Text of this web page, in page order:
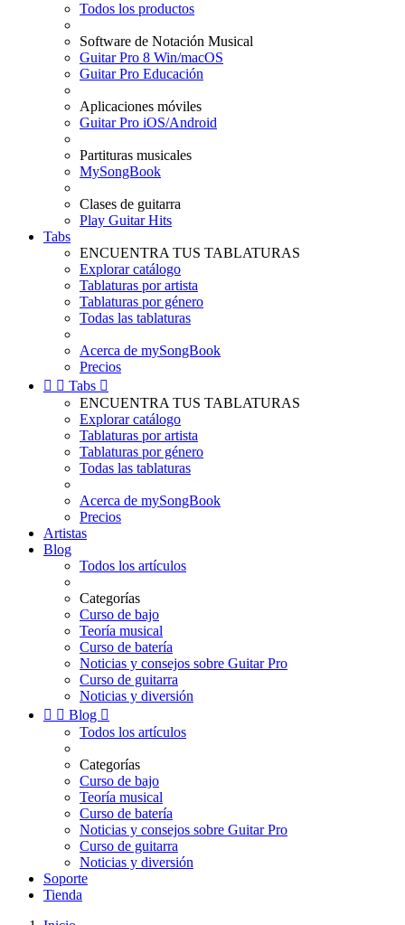
Todos los productos
Software de Notación Musical
Guitar Pro 8 Win/macOS
Guitar Pro Educación
Aplicaciones móviles
Guitar Pro iOS/Android
Partituras musicales
MySongBook
Clases de guitarra
Play Guitar Hits
Tabs
ENCUENTRA TUS TABLATURAS
Explorar catálogo
Tablaturas por artista
Tablaturas por género
Todas las tablaturas
Acerca de mySongBook
Precios
  Tabs 
ENCUENTRA TUS TABLATURAS
Explorar catálogo
Tablaturas por artista
Tablaturas por género
Todas las tablaturas
Acerca de mySongBook
Precios
Artistas
Blog
Todos los artículos
Categorías
Curso de bajo
Teoría musical
Curso de batería
Noticias y consejos sobre Guitar Pro
Curso de guitarra
Noticias y diversión
  Blog 
Todos los artículos
Categorías
Curso de bajo
Teoría musical
Curso de batería
Noticias y consejos sobre Guitar Pro
Curso de guitarra
Noticias y diversión
Soporte
Tienda